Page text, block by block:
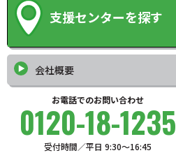
支援センターを探す
会社概要
お電話でのお問い合わせ
0120-18-1235
受付時間／平日 9:30〜16:45